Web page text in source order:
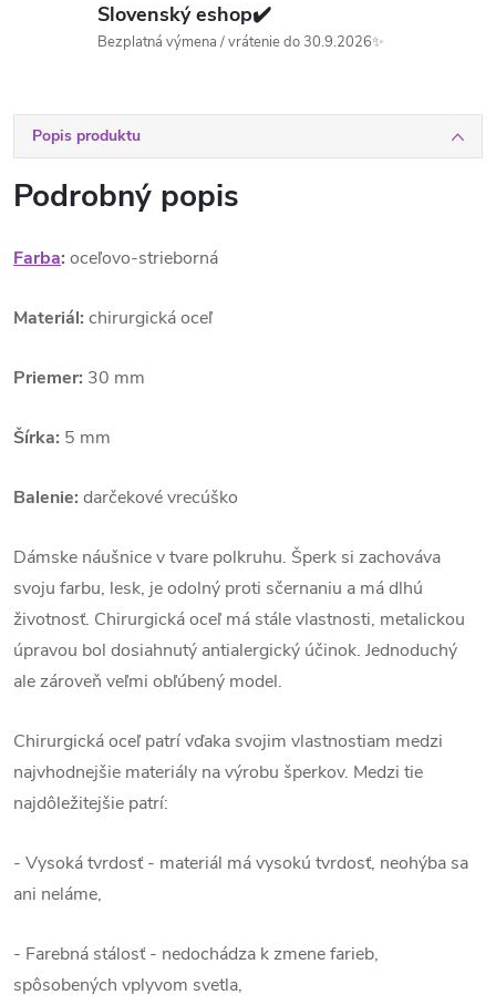
Slovenský eshop✔️
Bezplatná výmena / vrátenie do 30.9.2026✨
Popis produktu
Podrobný popis
Farba: oceľovo-strieborná
Materiál: chirurgická oceľ
Priemer: 30 mm
Šírka: 5 mm
Balenie: darčekové vrecúško
Dámske náušnice v tvare polkruhu. Šperk si zachováva
svoju farbu, lesk, je odolný proti sčernaniu a má dlhú
životnosť. Chirurgická oceľ má stále vlastnosti, metalickou
úpravou bol dosiahnutý antialergický účinok. Jednoduchý
ale zároveň veľmi obľúbený model.
Chirurgická oceľ patrí vďaka svojim vlastnostiam medzi
najvhodnejšie materiály na výrobu šperkov. Medzi tie
najdôležitejšie patrí:
- Vysoká tvrdosť - materiál má vysokú tvrdosť, neohýba sa
ani neláme,
- Farebná stálosť - nedochádza k zmene farieb,
spôsobených vplyvom svetla,